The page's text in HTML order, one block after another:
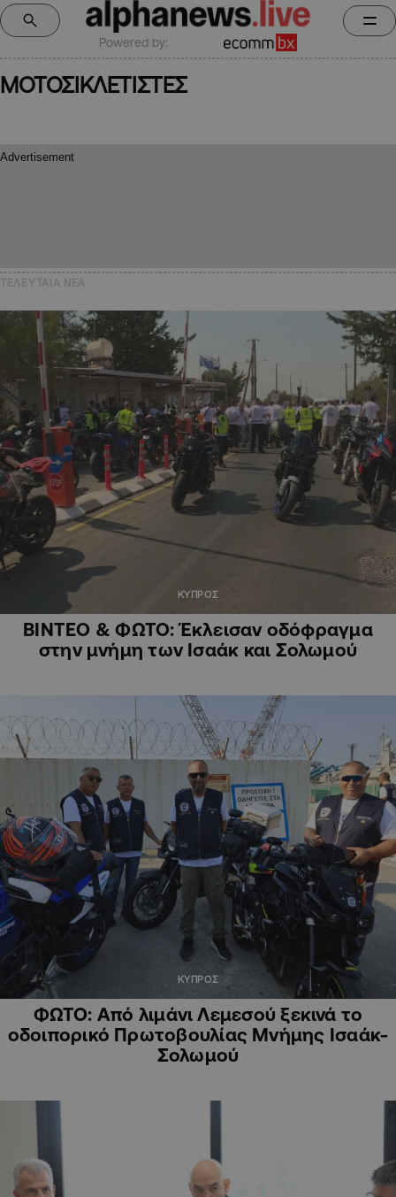
Powered by:
ΜΟΤΟΣΙΚΛΕΤΙΣΤΕΣ
ΚΥΠΡΟΣ
ΒΙΝΤΕΟ & ΦΩΤΟ: Έκλεισαν οδόφραγμα
στην μνήμη των Ισαάκ και Σολωμού
ΚΥΠΡΟΣ
ΦΩΤΟ: Από λιμάνι Λεμεσού ξεκινά το
οδοιπορικό Πρωτοβουλίας Μνήμης Ισαάκ-
Σολωμού